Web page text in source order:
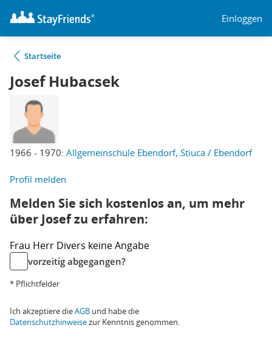
Einloggen
Startseite
Josef Hubacsek
1966 - 1970: Allgemeinschule Ebendorf, Stiuca / Ebendorf
Profil melden
Melden Sie sich kostenlos an, um mehr
über Josef zu erfahren:
Frau Herr Divers keine Angabe
vorzeitig abgegangen?
* Pflichtfelder
Ich akzeptiere dieAGB und habe die
Datenschutzhinweisezur Kenntnis genommen.